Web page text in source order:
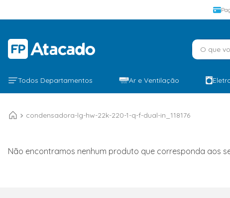
O que
Todos Departamentos Ar e Ventilação
condensadora-lg-hw-22k-220-1-q-f-dual-in_118176
Não encontramos nenhum produto que corresponda aos